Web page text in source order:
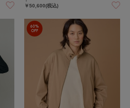
￥50,600(税込)
60%
OFF